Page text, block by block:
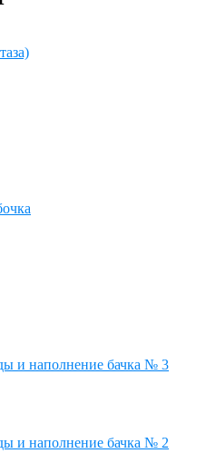
и наполнение бачка № 3
и наполнение бачка № 2